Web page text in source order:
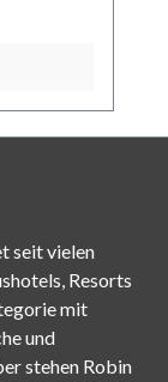
seit vielen
Resorts
mit
und
stehen Robin